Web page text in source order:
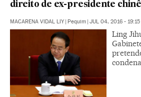
direito de ex-presidente
MACARENA VIDAL LIY Pequim JUL 04, 2016 - 19:15
Ling